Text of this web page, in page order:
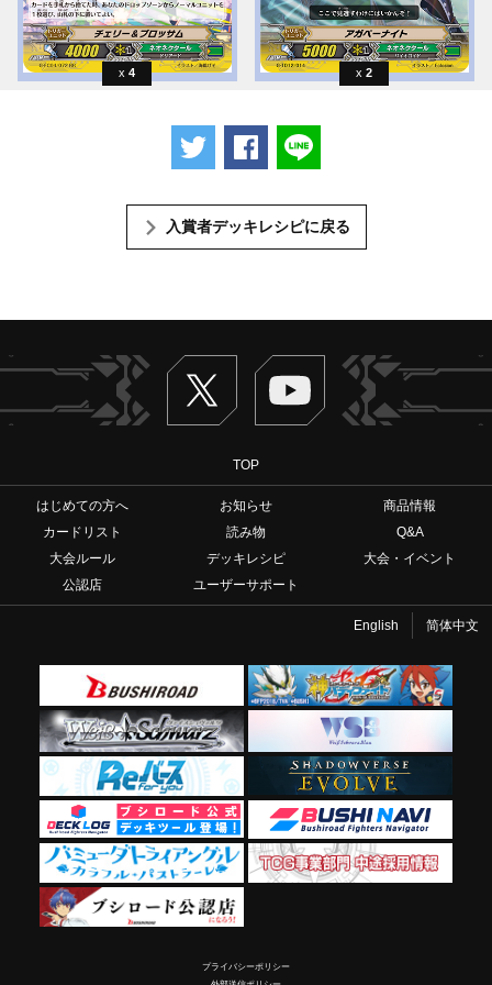
4 2
ツイートするFacebookでシェアする
入賞者デッキレシピに戻る
Twitter ヴァンガードch
TOP
はじめての方へ お知らせ
商品情報
カードリスト
読み物
Q&A
大会ルール
デッキレシピ
大会・イベント
公認店
ユーザーサポート
English 简体中文
プライバシーポリシー